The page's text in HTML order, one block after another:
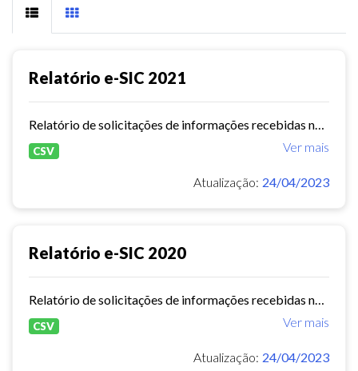
Relatório e-SIC 2021
Ver mais
CSV
Atualização: 24/04/2023
Relatório e-SIC 2020
Ver mais
CSV
Atualização: 24/04/2023